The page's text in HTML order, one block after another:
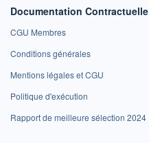
Documentation Contractuelle
CGU Membres
Conditions générales
Mentions légales et CGU
Politique d'exécution
Rapport de meilleure sélection 2024